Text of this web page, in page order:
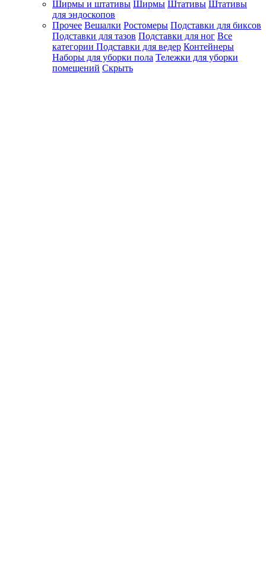
Ширмы и штативы Ширмы Штативы Штативы
для эндоскопов
Прочее Вешалки Ростомеры Подставки для биксов
Подставки для тазов Подставки для ног Все
категории Подставки для ведер Контейнеры
Наборы для уборки пола Тележки для уборки
помещений Скрыть